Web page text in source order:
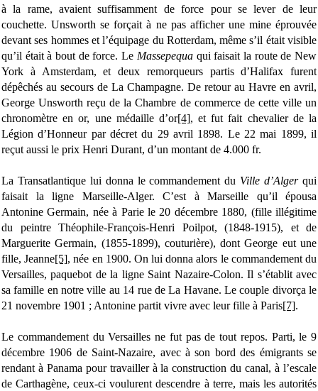
à la rame, avaient suffisamment de force pour se lever de leur
couchette. Unsworth se forçait à ne pas afficher une mine éprouvée
devant ses hommes et l’équipage du Rotterdam, même s’il était visible
qu’il était à bout de force. Le Massepequaqui faisait la route de New
York à Amsterdam, et deux remorqueurs partis d’Halifax furent
dépêchés au secours de La Champagne. De retour au Havre en avril,
George Unsworth reçu de la Chambre de commerce de cette ville un
chronomètre en or, une médaille d’or[4], et fut fait chevalier de la
Légion d’Honneur par décret du 29 avril 1898. Le 22 mai 1899, il
reçut aussi le prix Henri Durant, d’un montant de 4.000 fr.
La Transatlantique lui donna le commandement du Ville d’Algerqui
faisait la ligne Marseille-Alger. C’est à Marseille qu’il épousa
Antonine Germain, née à Parie le 20 décembre 1880, (fille illégitime
du peintre Théophile-François-Henri Poilpot, (1848-1915), et de
Marguerite Germain, (1855-1899), couturière), dont George eut une
fille, Jeanne[5], née en 1900. On lui donna alors le commandement du
Versailles, paquebot de la ligne Saint Nazaire-Colon. Il s’établit avec
sa famille en notre ville au 14 rue de La Havane. Le couple divorça le
21 novembre 1901 ; Antonine partit vivre avec leur fille à Paris[7].
Le commandement du Versailles ne fut pas de tout repos. Parti, le 9
décembre 1906 de Saint-Nazaire, avec à son bord des émigrants se
rendant à Panama pour travailler à la construction du canal, à l’escale
de Carthagène, ceux-ci voulurent descendre à terre, mais les autorités